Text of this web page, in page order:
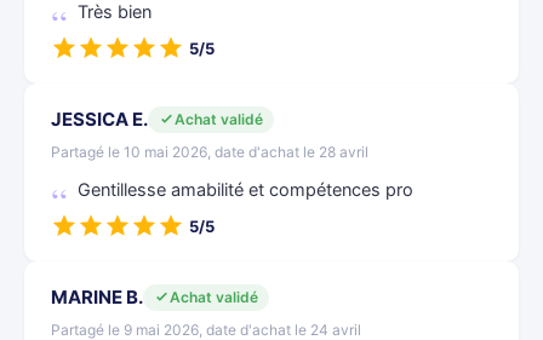
Très bien
5/5
JESSICA E.
Achat validé
Partagé le 10 mai 2026, date d'achat le 28 avril
Gentillesse amabilité et compétences pro
5/5
MARINE B.
Achat validé
Partagé le 9 mai 2026, date d'achat le 24 avril